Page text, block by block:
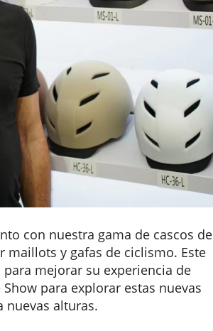
con nuestra gama de cascos de
maillots y gafas de ciclismo. Este
mejorar su experiencia de
para explorar estas nuevas
nuevas alturas.